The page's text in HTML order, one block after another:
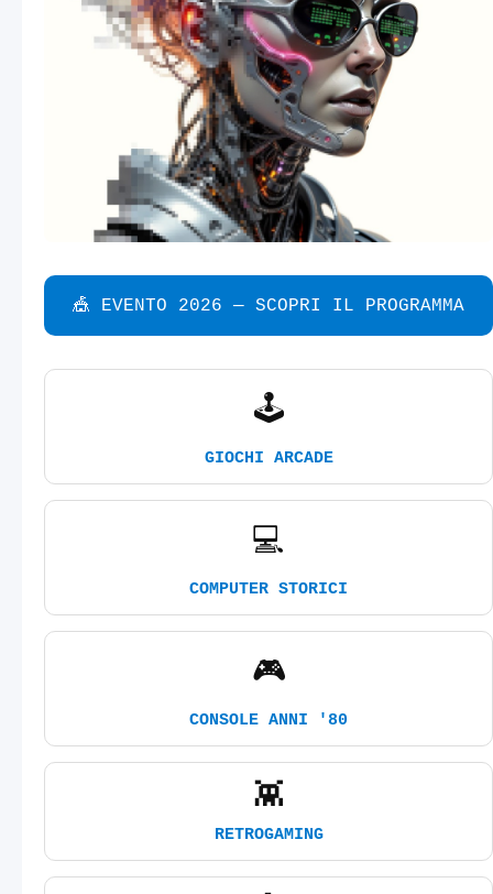
🎪 EVENTO 2026 — SCOPRI IL PROGRAMMA
🕹️
GIOCHI ARCADE
💻
COMPUTER STORICI
🎮
CONSOLE ANNI '80
👾
RETROGAMING